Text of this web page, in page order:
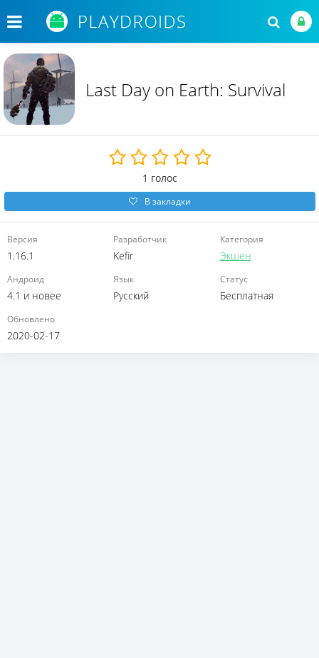
Last Day on Earth: Survival
1 голос
В закладки
Версия
1.16.1
Разработчик
Kefir
Категория
Экшен
Андроид
4.1 и новее
Язык
Русский
Статус
Бесплатная
Обновлено
2020-02-17